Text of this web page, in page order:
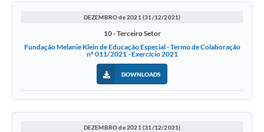
DEZEMBRO de 2021 (31/12/2021)
10 - Terceiro Setor
Fundação Melanie Klein de Educação Especial - Termo de Colaboração
nº 011/2021 - Exercício 2021
DOWNLOADS
DEZEMBRO de 2021 (31/12/2021)